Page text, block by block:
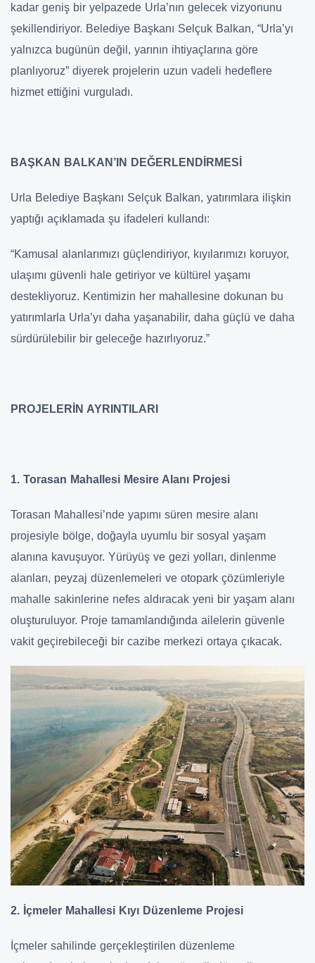
kadar geniş bir yelpazede Urla’nın gelecek vizyonunu
şekillendiriyor. Belediye Başkanı Selçuk Balkan, “Urla’yı
yalnızca bugünün değil, yarının ihtiyaçlarına göre
planlıyoruz” diyerek projelerin uzun vadeli hedeflere
hizmet ettiğini vurguladı.
BAŞKAN BALKAN’IN DEĞERLENDİRMESİ
Urla Belediye Başkanı Selçuk Balkan, yatırımlara ilişkin
yaptığı açıklamada şu ifadeleri kullandı:
“Kamusal alanlarımızı güçlendiriyor, kıyılarımızı koruyor,
ulaşımı güvenli hale getiriyor ve kültürel yaşamı
destekliyoruz. Kentimizin her mahallesine dokunan bu
yatırımlarla Urla’yı daha yaşanabilir, daha güçlü ve daha
sürdürülebilir bir geleceğe hazırlıyoruz.”
PROJELERİN AYRINTILARI
1. Torasan Mahallesi Mesire Alanı Projesi
Torasan Mahallesi’nde yapımı süren mesire alanı
projesiyle bölge, doğayla uyumlu bir sosyal yaşam
alanına kavuşuyor. Yürüyüş ve gezi yolları, dinlenme
alanları, peyzaj düzenlemeleri ve otopark çözümleriyle
mahalle sakinlerine nefes aldıracak yeni bir yaşam alanı
oluşturuluyor. Proje tamamlandığında ailelerin güvenle
vakit geçirebileceği bir cazibe merkezi ortaya çıkacak.
2. İçmeler Mahallesi Kıyı Düzenleme Projesi
İçmeler sahilinde gerçekleştirilen düzenleme